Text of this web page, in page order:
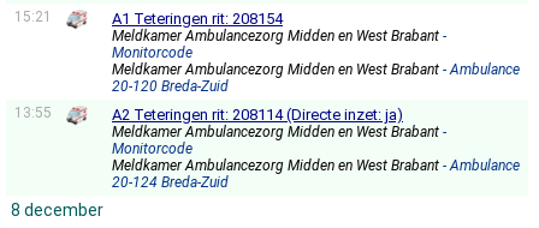
15:21
A1 Teteringen rit: 208154
Meldkamer Ambulancezorg Midden en West Brabant -
Monitorcode
Meldkamer Ambulancezorg Midden en West Brabant - Ambulance
20-120 Breda-Zuid
13:55
A2 Teteringen rit: 208114 (Directe inzet: ja)
Meldkamer Ambulancezorg Midden en West Brabant -
Monitorcode
Meldkamer Ambulancezorg Midden en West Brabant - Ambulance
20-124 Breda-Zuid
8 december